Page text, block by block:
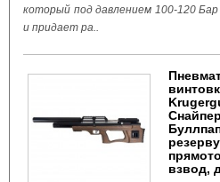
который под давлением 100-120
и придает ра..
взвод,